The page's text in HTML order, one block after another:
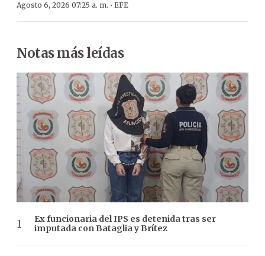
Agosto 6, 2026 07:25 a. m. · EFE
Notas más leídas
Ex funcionaria del IPS es detenida tras ser
imputada con Bataglia y Brítez